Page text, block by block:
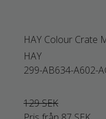
HAY Colour Crate
HAY
299-AB634-A602-
129 SEK